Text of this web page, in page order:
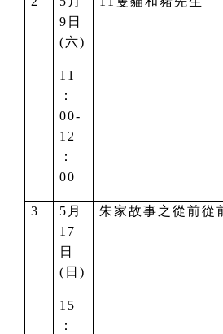
9日
(六)
11
：
00-
12
：
00
3 5 月
17
日
(日)
15
：
朱家故事之從前